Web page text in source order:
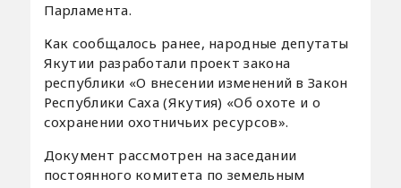
Парламента.
Как сообщалось ранее, народные депутаты
Якутии разработали проект закона
республики «О внесении изменений в Закон
Республики Саха (Якутия) «Об охоте и о
сохранении охотничьих ресурсов».
Документ рассмотрен на заседании
постоянного комитета по земельным